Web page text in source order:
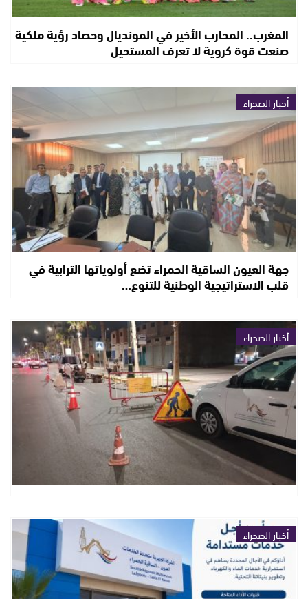
المغرب.. المحارب الأخير في المونديال وحصاد رؤية ملكية
صنعت قوة كروية لا تعرف المستحيل
أخبار الصحراء
جهة العيون الساقية الحمراء تضع أولوياتها الترابية في
قلب الاستراتيجية الوطنية للتنوع…
أخبار الصحراء
أخبار الصحراء